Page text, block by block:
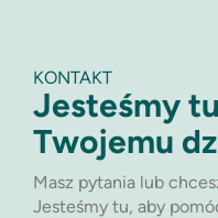
KONTAKT
Jesteśmy
Twojemu
Masz pytania lub
Jesteśmy tu, aby